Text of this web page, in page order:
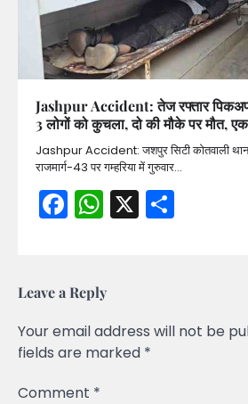
Jashpur Accident: तेज रफ्तार पिकअप
3 लोगों को कुचला, दो की मौके पर मौत,
Jashpur Accident: जशपुर सिटी कोतवाली थाना
राजमार्ग-43 पर गम्हरिया में गुरुवार…
Facebook
WhatsApp
X
Leave a Reply
Your email address will not be
fields are marked *
Comment *